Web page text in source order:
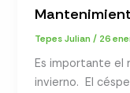
Tepes Julian/ 26
Es importante el
invierno. El